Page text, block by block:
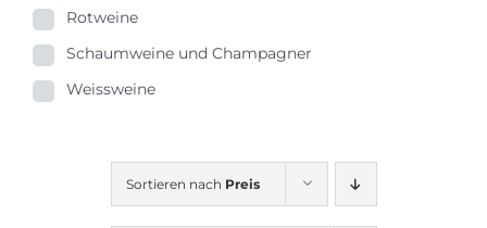
Sortieren nach Preis
Rotweine
Schaumweine und Champagner
Weissweine